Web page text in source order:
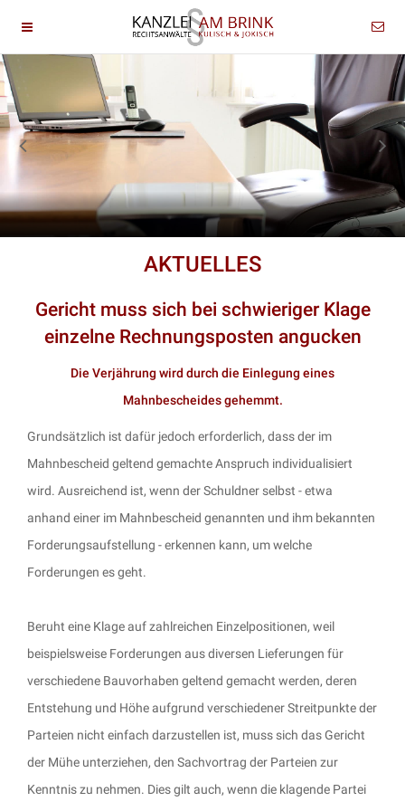
AKTUELLES
Gericht muss sich bei schwieriger Klage
einzelne Rechnungsposten angucken
Die Verjährung wird durch die Einlegung eines
Mahnbescheides gehemmt.
Grundsätzlich ist dafür jedoch erforderlich, dass der im
Mahnbescheid geltend gemachte Anspruch individualisiert
wird. Ausreichend ist, wenn der Schuldner selbst - etwa
anhand einer im Mahnbescheid genannten und ihm bekannten
Forderungsaufstellung - erkennen kann, um welche
Forderungen es geht.
Beruht eine Klage auf zahlreichen Einzelpositionen, weil
beispielsweise Forderungen aus diversen Lieferungen für
verschiedene Bauvorhaben geltend gemacht werden, deren
Entstehung und Höhe aufgrund verschiedener Streitpunkte der
Parteien nicht einfach darzustellen ist, muss sich das Gericht
der Mühe unterziehen, den Sachvortrag der Parteien zur
Kenntnis zu nehmen. Dies gilt auch, wenn die klagende Partei